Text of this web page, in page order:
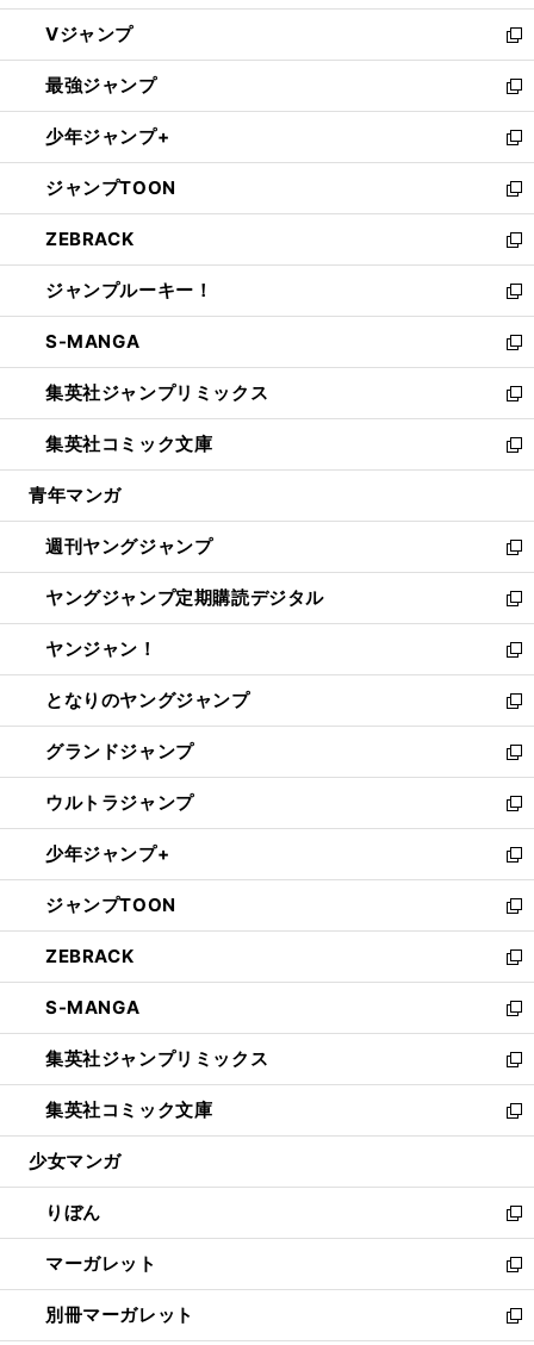
ウ
ィ
ン
ド
ウ
で
開
く
し
い
ウ
ィ
ン
ド
ウ
で
開
く
Vジャンプ
新
し
い
ウ
ィ
ン
ド
ウ
で
開
く
最強ジャンプ
新
し
い
ウ
ィ
ン
ド
ウ
で
開
く
少年ジャンプ+
新
し
い
ウ
ィ
ン
ド
ウ
で
開
く
ジャンプTOON
新
し
い
ウ
ィ
ン
ド
ウ
で
開
く
ZEBRACK
新
し
い
ウ
ィ
ン
ド
ウ
で
開
ジャンプルーキー！
新
し
い
ウ
ィ
ン
ド
ウ
開
く
S-MANGA
新
し
い
ウ
ィ
ン
ウ
で
開
く
集英社ジャンプリミックス
新
し
い
ウ
ン
ド
ウ
で
開
く
集英社コミック文庫
新
し
ウ
ィ
ン
ド
ウ
で
開
く
青年マンガ
週刊ヤングジャンプ
新
し
い
ウ
ィ
ン
ド
ウ
で
開
く
ヤングジャンプ定期購読デジタル
新
し
い
ウ
ィ
ン
ド
ウ
で
開
く
ヤンジャン！
新
し
い
ウ
ィ
ン
ド
ウ
で
開
く
となりのヤングジャンプ
新
し
い
ウ
ィ
ン
ド
ウ
で
開
く
グランドジャンプ
新
し
い
ウ
ィ
ン
ド
ウ
で
開
く
ウルトラジャンプ
新
し
い
ウ
ィ
ン
ド
ウ
で
開
く
少年ジャンプ+
新
し
い
ウ
ィ
ン
ド
ウ
で
開
く
ジャンプTOON
新
し
い
ウ
ィ
ン
ド
ウ
で
開
ZEBRACK
新
し
い
ウ
ィ
ン
ド
ウ
開
く
S-MANGA
新
し
い
ウ
ィ
ン
ウ
で
開
く
集英社ジャンプリミックス
新
し
い
ウ
ン
ド
ウ
で
開
く
集英社コミック文庫
新
し
ウ
ィ
ン
ド
ウ
で
開
少女マンガ
りぼん
新
し
い
ウ
ィ
マーガレット
新
し
い
別冊マーガレット
新